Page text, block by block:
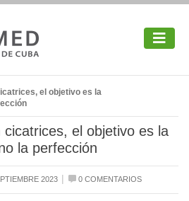
el objetivo es la
el objetivo es la
la perfección
2023 | 0 COMENTARIOS